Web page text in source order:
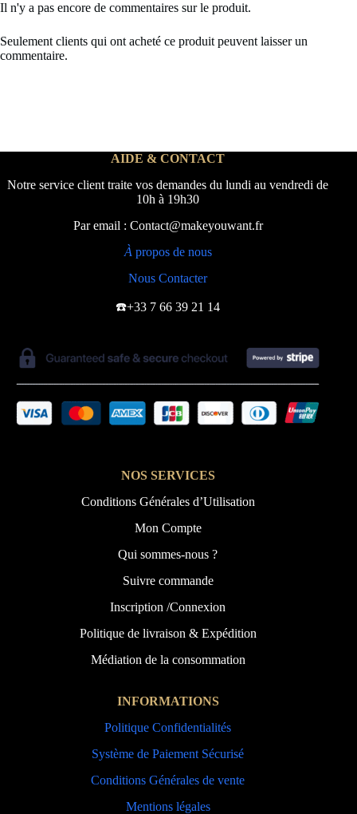
Il n'y a pas encore de commentaires sur le produit.
Seulement clients qui ont acheté ce produit peuvent laisser un
commentaire.
AIDE & CONTACT
Notre service client traite vos demandes du lundi au vendredi de
10h à 19h30
Par email : Contact@makeyouwant.fr
À propos de nous
Nous Contacter
☎️+33 7 66 39 21 14
NOS SERVICES
Conditions Générales d’Utilisation
Mon Compte
Qui sommes-nous ?
Suivre commande
Inscription /Connexion
Politique de livraison & Expédition
Médiation de la consommation
INFORMATIONS
Politique Confidentialités
Système de Paiement Sécurisé
Conditions Générales de vente
Mentions légales